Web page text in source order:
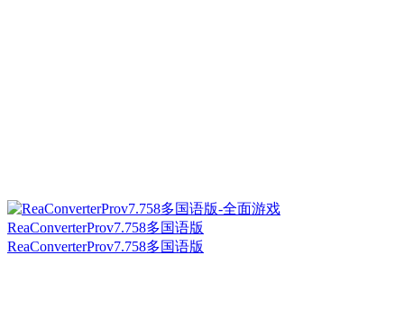
ReaConverterProv7.758多国语版
ReaConverterProv7.758多国语版